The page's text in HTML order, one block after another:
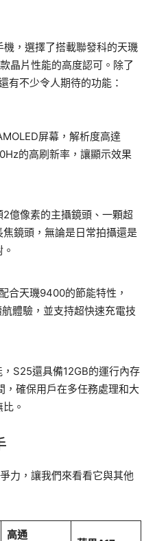
，選擇了搭載聯發科的天璣
晶片性能的高度認可。除了
有不少令人期待的功能：
屏幕，解析度高達
的高刷新率，讓顯示效果
億像素的主攝鏡頭、一顆超
鏡頭，無論是日常拍攝還是
合天璣9400的節能特性，
體驗，並支持超快速充電技
S25還具備12GB的運行內存
，確保用戶在多任務處理和大
。
力，讓我們來看看它與其他
高通